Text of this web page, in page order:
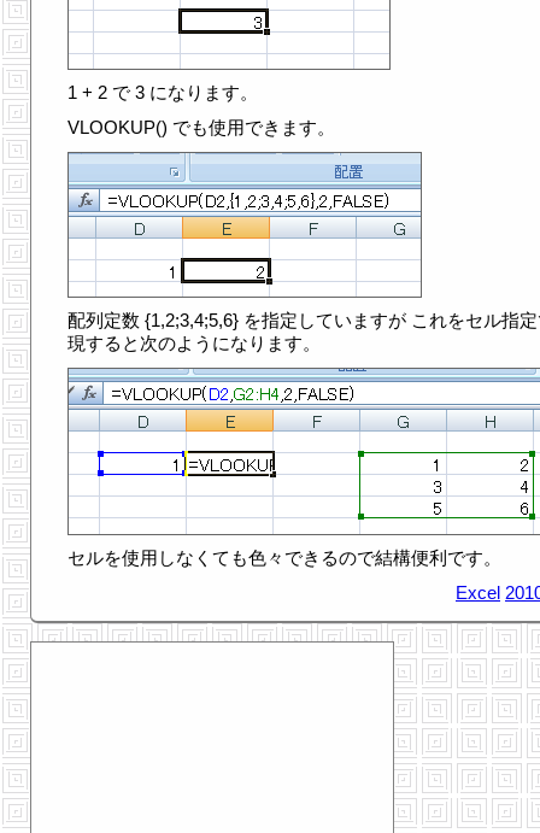
1 + 2 で 3 になります。
VLOOKUP() でも使用できます。
配列定数 {1,2;3,4;5,6} を指定していますが これをセル指
現すると次のようになります。
セルを使用しなくても色々できるので結構便利です。
Excel